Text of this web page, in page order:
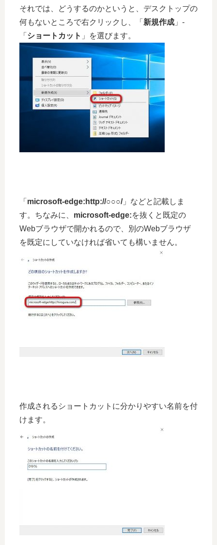
それでは、どうするのかというと、デスクトップの
何もないところで右クリックし、「 新規作成 」-
「 ショートカット 」を選びます。
「 microsoft-edge:http://○○○/」などと記載しま
す。ちなみに、 microsoft-edge:を抜くと既定の
Webブラウザで開かれるので、別のWebブラウザ
を既定にしていなければ省いても構いません。
作成されるショートカットに分かりやすい名前を付
けます。